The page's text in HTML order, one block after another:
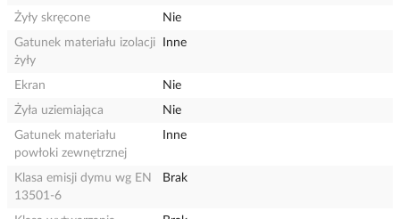
Żyły skręcone
Nie
Gatunek materiału izolacji
żyły
Inne
Ekran
Nie
Żyła uziemiająca
Nie
Gatunek materiału
powłoki zewnętrznej
Inne
Klasa emisji dymu wg EN
13501-6
Brak